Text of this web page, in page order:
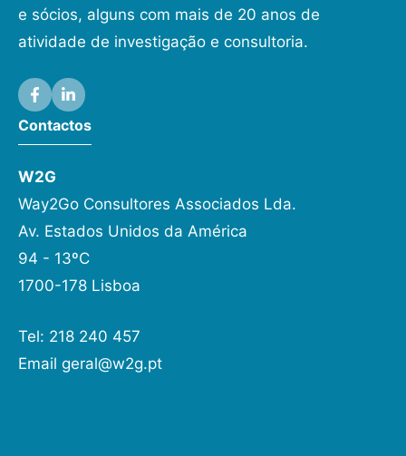
e sócios, alguns com mais de 20 anos de
atividade de investigação e consultoria.
Contactos
W2G
Way2Go Consultores Associados Lda.
Av. Estados Unidos da América
94 - 13ºC
1700-178 Lisboa
Tel: 218 240 457
Email geral@w2g.pt